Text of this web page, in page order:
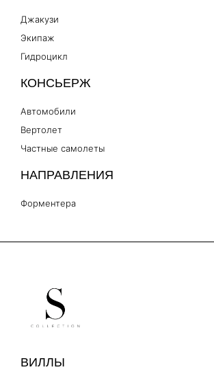
Джакузи
Экипаж
Гидроцикл
КОНСЬЕРЖ
Автомобили
Вертолет
Частные самолеты
НАПРАВЛЕНИЯ
Форментера
ВИЛЛЫ